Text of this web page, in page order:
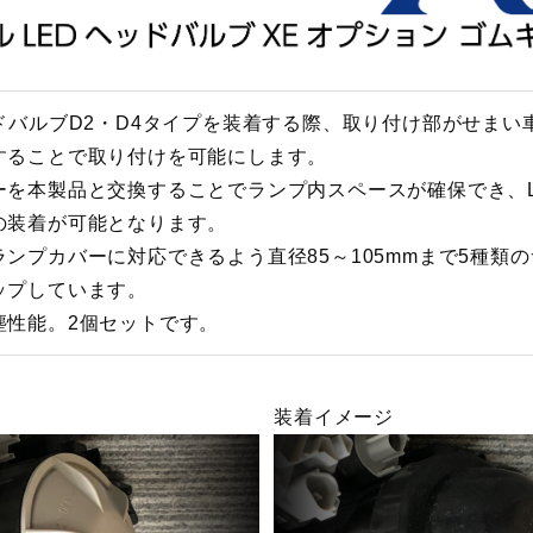
バルブD2・D4タイプを装着する際、取り付け部がせまい
ことで取り付けを可能にします。
を本製品と交換することでランプ内スペースが確保でき
着が可能となります。
ンプカバーに対応できるよう直径85～105mmまで5種類
しています。
能。2個セットです。
装着イメージ